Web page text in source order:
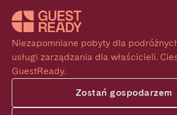
Niezapomniane pobyty dla
usługi zarządzania dla właścicieli.
GuestReady.
Zostań gospodarzem